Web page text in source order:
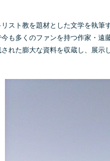
リスト教を題材とした文学を執筆
も多くのファンを持つ作家・遠
れた膨大な資料を収蔵し、展示